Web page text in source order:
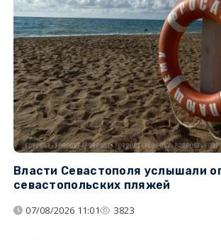
Власти Севастополя услышали
севастопольских пляжей
07/08/2026 11:01 3823